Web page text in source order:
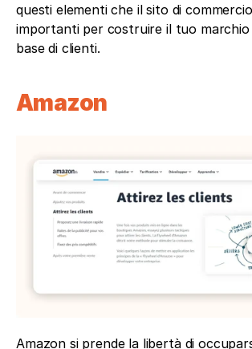
questi elementi che il sito di
importanti per costruire il tuo marchio
base di clienti.
Amazon
Amazon si prende la libertà di